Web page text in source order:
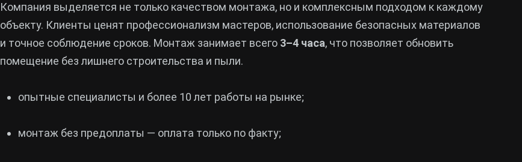
Компания выделяется не только качеством монтажа, но и комплексным подходом к каждому
объекту. Клиенты ценят профессионализм мастеров, использование безопасных материалов
и точное соблюдение сроков. Монтаж занимает всего 3–4 часа, что позволяет обновить
помещение без лишнего строительства и пыли.
опытные специалисты и более 10 лет работы на рынке;
монтаж без предоплаты — оплата только по факту;